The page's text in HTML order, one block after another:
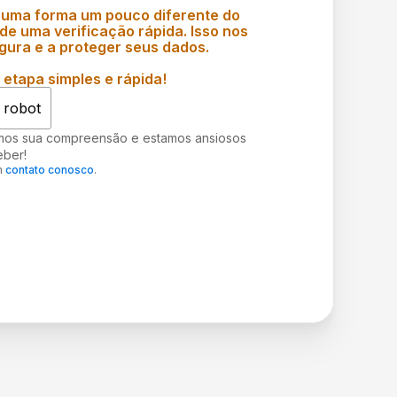
forma um pouco diferente do
uma verificação rápida. Isso nos
e a proteger seus dados.
simples e rápida!
robot
sua compreensão e estamos ansiosos
contato conosco.